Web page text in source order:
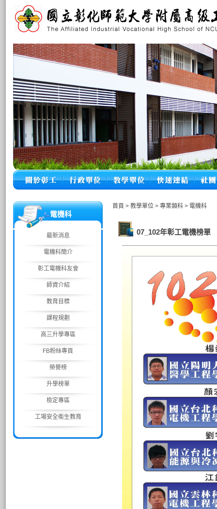
電機科
最新消息
電機科簡介
彰工電機科友會
師資介紹
教育目標
課程規劃
高三升學專區
FB粉絲專頁
榮譽榜
升學榜單
檢定專區
工場安全衛生教育
首頁 > 教學單位 > 專業類科 > 電機科
07_102年彰工電機榜單